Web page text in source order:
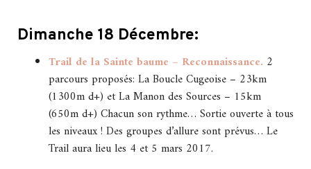
Dimanche 18 Décembre:
Trail de la Sainte baume – Reconnaissance. 2
parcours proposés: La Boucle Cugeoise – 23km
(1300m d+) et La Manon des Sources – 15km
(650m d+) Chacun son rythme… Sortie ouverte à tous
les niveaux ! Des groupes d’allure sont prévus… Le
Trail aura lieu les 4 et 5 mars 2017.